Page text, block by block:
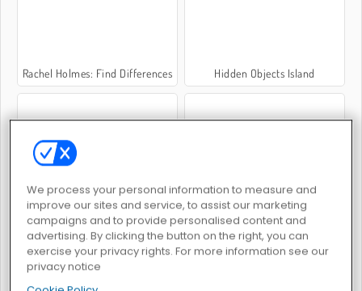
Rachel Holmes: Find Differences Hidden Objects Island
Verlorenes Artefakt Daily Witness
We process your personal information to measure and
improve our sites and service, to assist our marketing
campaigns and to provide personalised content and
advertising. By clicking the button on the right, you can
exercise your privacy rights. For more information see our
privacy notice